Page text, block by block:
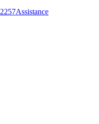
2257Assistance